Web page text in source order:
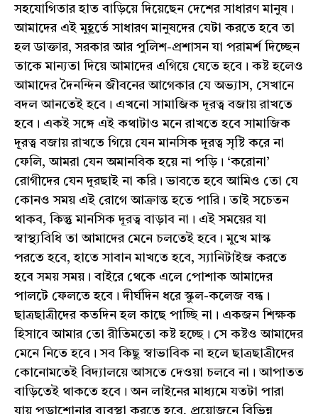
সহযোগিতার হাত বাড়িয়ে দিয়েছেন দেশের সাধারণ মানুষ।
আমাদের এই মুহূর্তে সাধারণ মানুষদের যেটা করতে হবে তা
হল ডাক্তার, সরকার আর পুলিশ-প্রশাসন যা পরামর্শ দিচ্ছেন
তাকে মান্যতা দিয়ে আমাদের এগিয়ে যেতে হবে। কষ্ট হলেও
আমাদের দৈনন্দিন জীবনের আগেকার যে অভ্যাস, সেখানে
বদল আনতেই হবে। এখনো সামাজিক দূরত্ব বজায় রাখতে
হবে। একই সঙ্গে এই কথাটাও মনে রাখতে হবে সামাজিক
দূরত্ব বজায় রাখতে গিয়ে যেন মানসিক দূরত্ব সৃষ্টি করে না
ফেলি, আমরা যেন অমানবিক হয়ে না পড়ি। ‘করোনা’
রোগীদের যেন দূরছাই না করি। ভাবতে হবে আমিও তো যে
কোনও সময় এই রোগে আক্রান্ত হতে পারি। তাই সচেতন
থাকব, কিন্তু মানসিক দূরত্ব বাড়াব না। এই সময়ের যা
স্বাস্থ্যবিধি তা আমাদের মেনে চলতেই হবে। মুখে মাস্ক
পরতে হবে, হাতে সাবান মাখতে হবে, স্যানিটাইজ করতে
হবে সময় সময়। বাইরে থেকে এলে পোশাক আমাদের
পালটে ফেলতে হবে। দীর্ঘদিন ধরে স্কুল-কলেজ বন্ধ।
ছাত্রছাত্রীদের কতদিন হল কাছে পাচ্ছি না। একজন শিক্ষক
হিসাবে আমার তো রীতিমতো কষ্ট হচ্ছে। সে কষ্টও আমাদের
মেনে নিতে হবে। সব কিছু স্বাভাবিক না হলে ছাত্রছাত্রীদের
কোনোমতেই বিদ্যালয়ে আসতে দেওয়া চলবে না। আপাতত
বাড়িতেই থাকতে হবে। অন লাইনের মাধ্যমে যতটা পারা
যায় পড়াশোনার ব্যবস্থা করতে হবে, প্রয়োজনে বিভিন্ন